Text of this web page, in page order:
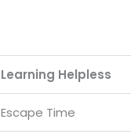
Learning Helpless
Escape Time